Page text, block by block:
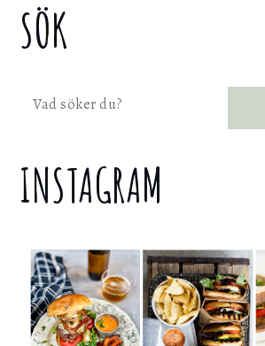
SÖK
Sök
INSTAGRAM